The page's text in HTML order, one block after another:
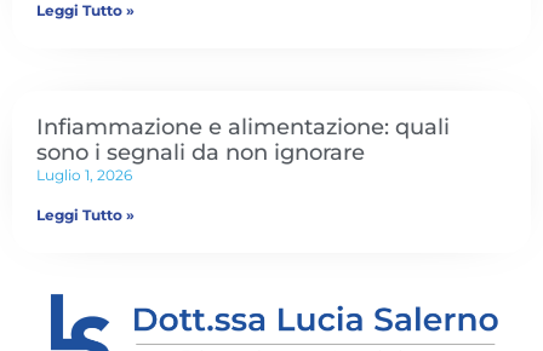
Leggi Tutto »
Infiammazione e alimentazione: quali
sono i segnali da non ignorare
Luglio 1, 2026
Leggi Tutto »